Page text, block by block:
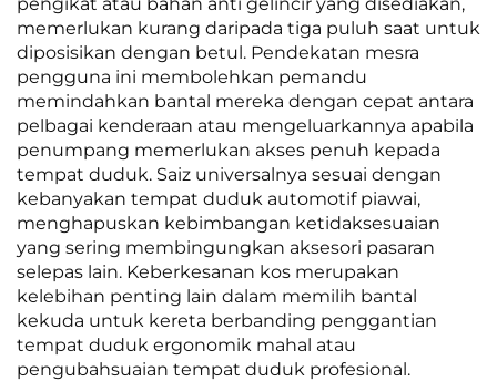
memerlukan kurang daripada tiga puluh saat untuk
diposisikan dengan betul. Pendekatan mesra
pengguna ini membolehkan pemandu
memindahkan bantal mereka dengan cepat antara
pelbagai kenderaan atau mengeluarkannya apabila
penumpang memerlukan akses penuh kepada
tempat duduk. Saiz universalnya sesuai dengan
kebanyakan tempat duduk automotif piawai,
menghapuskan kebimbangan ketidaksesuaian
yang sering membingungkan aksesori pasaran
selepas lain. Keberkesanan kos merupakan
kelebihan penting lain dalam memilih bantal
kekuda untuk kereta berbanding penggantian
tempat duduk ergonomik mahal atau
pengubahsuaian tempat duduk profesional.